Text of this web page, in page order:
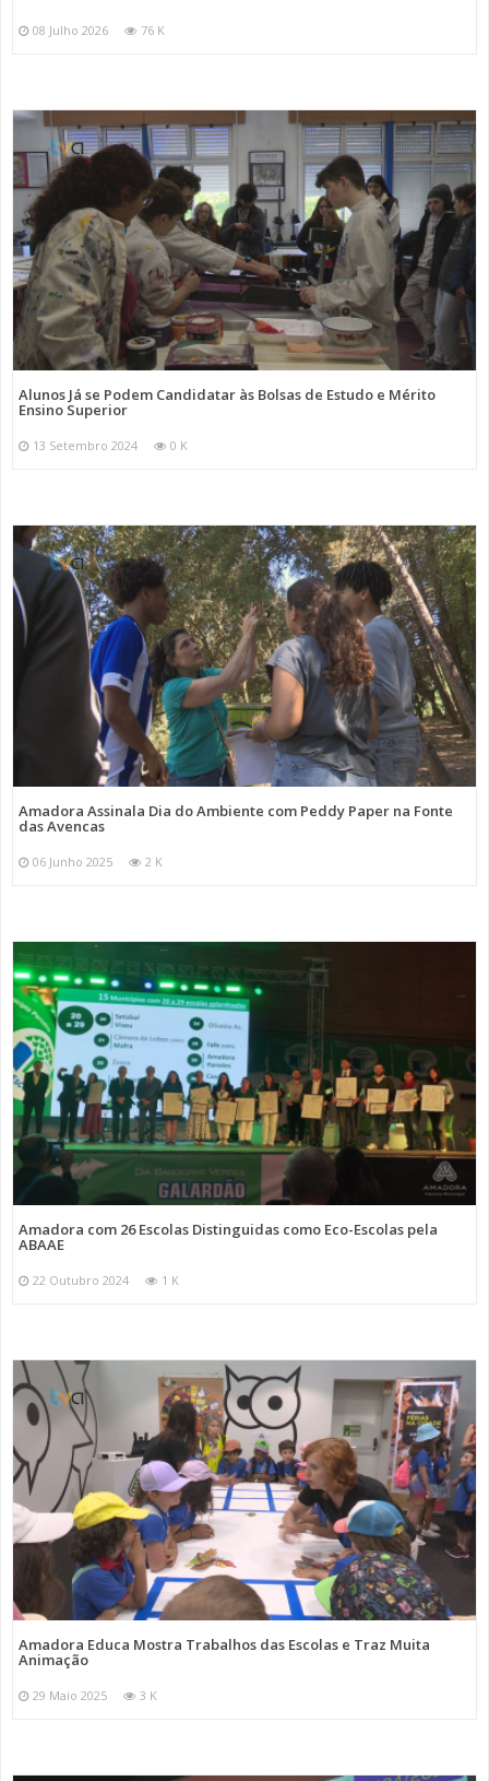
08 Julho 2026 76 K
Alunos Já se Podem Candidatar às Bolsas de Estudo e Mérito
Ensino Superior
13 Setembro 2024 0 K
Amadora Assinala Dia do Ambiente com Peddy Paper na Fonte
das Avencas
06 Junho 2025 2 K
Amadora com 26 Escolas Distinguidas como Eco-Escolas pela
ABAAE
22 Outubro 2024 1 K
Amadora Educa Mostra Trabalhos das Escolas e Traz Muita
Animação
29 Maio 2025 3 K